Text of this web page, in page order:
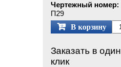
Чертежный номер:
П29
В корзину
Заказать в один
клик